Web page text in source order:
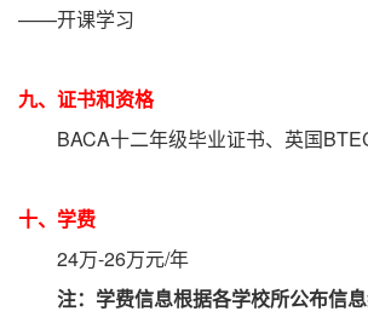
——开课学习
九、证书和资格
BACA十二年级毕业证书、英国
十、学费
24万-26万元/年
注：学费信息根据各学校所公布信